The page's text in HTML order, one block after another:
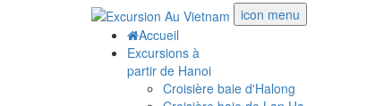
icon menu
Accueil
Excursions à
partir de Hanoi
Croisière baie d'Halong